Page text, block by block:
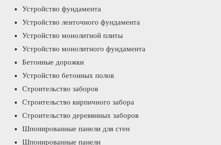
Устройство фундамента
Устройство ленточного фундамента
Устройство монолитной плиты
Устройство монолитного фундамента
Бетонные дорожки
Устройство бетонных полов
Строительство заборов
Строительство кирпичного забора
Строительство деревянных заборов
Шпонированные панели для стен
Шпонированные панели